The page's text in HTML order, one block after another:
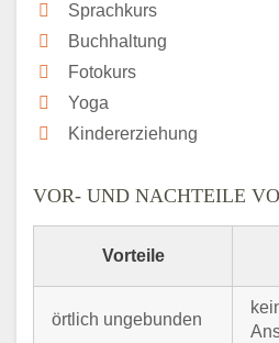
Sprachkurs
Buchhaltung
Fotokurs
Yoga
Kindererziehung
VOR- UND NACHTEILE
Vorteile
örtlich ungebunden